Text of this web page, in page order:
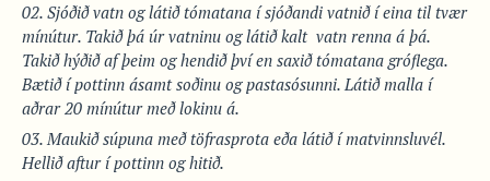
Sjóðið vatn og látið tómatana í sjóðandi vatnið í eina til tvær
mínútur. Takið þá úr vatninu og látið kalt vatn renna á þá.
Takið hýðið af þeim og hendið því en saxið tómatana gróflega.
Bætið í pottinn ásamt soðinu og pastasósunni. Látið malla í
aðrar 20 mínútur með lokinu á.
Maukið súpuna með töfrasprota eða látið í matvinnsluvél.
Hellið aftur í pottinn og hitið.